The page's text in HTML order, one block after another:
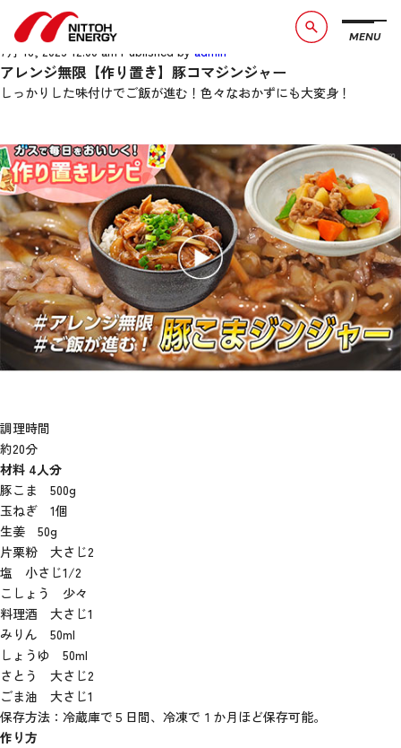
MENU
ブランドメッセージ
会社概要 数字で見る日東エネルギー
お知らせ お問い合わせ
採用情報 サービスサイト
アレンジ無限【作り置き】豚コマジ
ンジャー
7月 18, 2023 12:00 am Published by admin
アレンジ無限【作り置き】豚コマジンジャー
しっかりした味付けでご飯が進む！色々なおかずにも大変身！
調理時間
約20分
材料 4人分
豚こま 500g
玉ねぎ 1個
生姜 50g
片栗粉 大さじ2
塩 小さじ1/2
こしょう 少々
料理酒 大さじ1
みりん 50ml
しょうゆ 50ml
さとう 大さじ2
ごま油 大さじ1
保存方法：冷蔵庫で５日間、冷凍で１か月ほど保存可能。
作り方